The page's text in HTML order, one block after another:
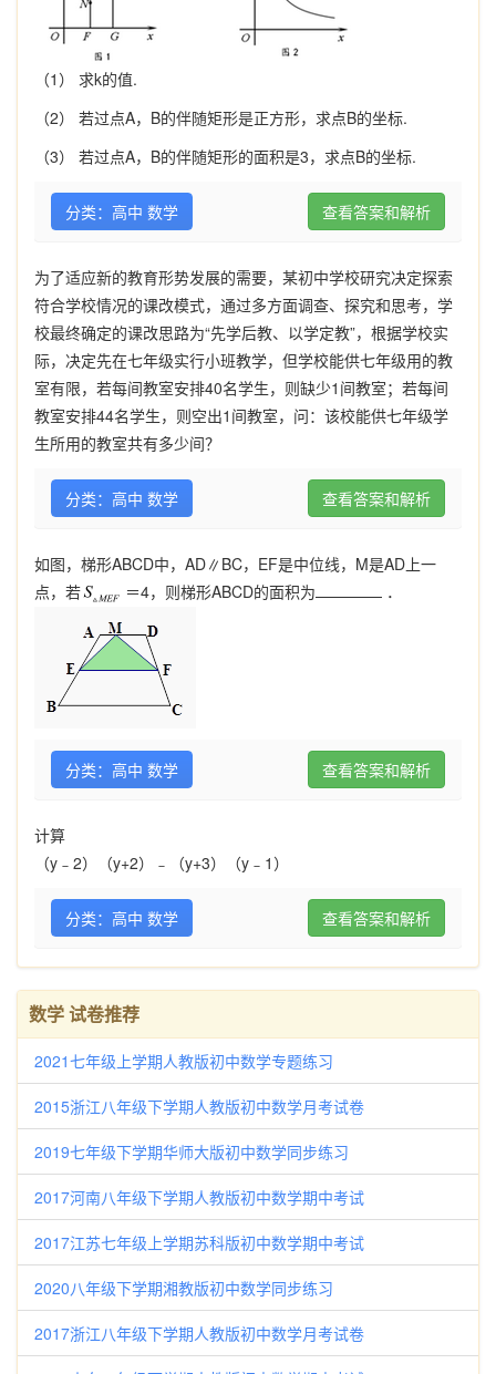
（1） 求k的值.
（2） 若过点A，B的伴随矩形是正方形，求点B的坐标.
（3） 若过点A，B的伴随矩形的面积是3，求点B的坐标.
分类：高中 数学 查看答案和解析
为了适应新的教育形势发展的需要，某初中学校研究决定探索
符合学校情况的课改模式，通过多方面调查、探究和思考，学
校最终确定的课改思路为“先学后教、以学定教”，根据学校实
际，决定先在七年级实行小班教学，但学校能供七年级用的教
室有限，若每间教室安排40名学生，则缺少1间教室；若每间
教室安排44名学生，则空出1间教室，问：该校能供七年级学
生所用的教室共有多少间？
分类：高中 数学 查看答案和解析
如图，梯形ABCD中，AD∥BC，EF是中位线，M是AD上一
点，若
＝4，则梯形ABCD的面积为 ．
分类：高中 数学 查看答案和解析
计算
（y﹣2）（y+2）﹣（y+3）（y﹣1）
分类：高中 数学 查看答案和解析
数学 试卷推荐
2021七年级上学期人教版初中数学专题练习
2015浙江八年级下学期人教版初中数学月考试卷
2019七年级下学期华师大版初中数学同步练习
2017河南八年级下学期人教版初中数学期中考试
2017江苏七年级上学期苏科版初中数学期中考试
2020八年级下学期湘教版初中数学同步练习
2017浙江八年级下学期人教版初中数学月考试卷